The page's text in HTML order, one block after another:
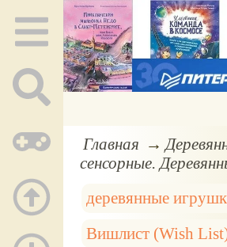
Главная
сенсорные.
деревянные
Вишлист (Wish